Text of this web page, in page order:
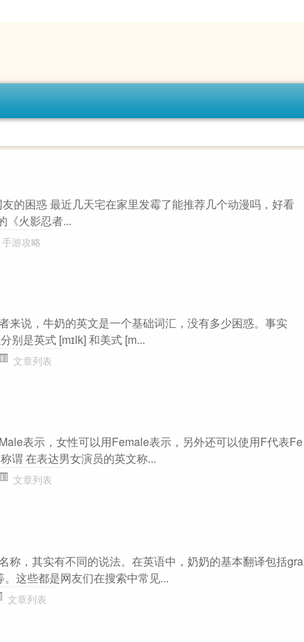
的困惑 最近几天宅在家里发霉了能推荐几个动漫吗，好看
《火影忍者...
手游攻略
来说，牛奶的英文是一个基础词汇，没有多少困惑。事实
别是英式 [mɪlk] 和美式 [m...
文章列表
表示，女性可以用Female表示，另外还可以使用F代表Fe
谓 在表达男女演员的英文称...
文章列表
称，其实有不同的说法。在英语中，奶奶的基本翻译包括gra
这些都是网友们在搜索中常见...
文章列表